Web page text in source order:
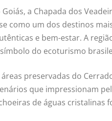
Goiás, a Chapada dos
como um dos destinos
e bem-estar. A
do ecoturismo
preservadas do
que impressionam
de águas